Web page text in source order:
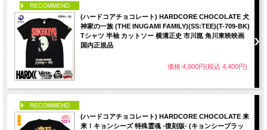
(ハードコアチョコレート) HARDCORE CHOCOLATE 犬
神家の一族 (THE INUGAMI FAMILY)(SS:TEE)(T-709-BK)
Tシャツ 半袖 カットソー 横溝正史 市川崑 角川東映映画
国内正規品
価格:4,000円(税込 4,400円)
(ハードコアチョコレート) HARDCORE CHOCOLATE 来
来！キョンシーズ 特殊霊魂 -復刻版- (キョンシーブラッ